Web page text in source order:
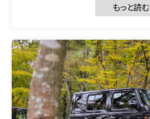
もっと読む